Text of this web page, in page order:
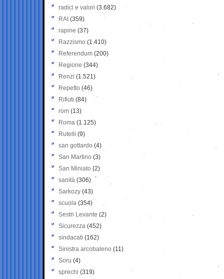
radici e valori (3.682)
RAI (359)
rapine (37)
Razzismo (1.410)
Referendum (200)
Regione (344)
Renzi (1.521)
Repetto (46)
Rifiuti (84)
rom (13)
Roma (1.125)
Rutelli (9)
san gottardo (4)
San Martino (3)
San Miniato (2)
sanità (306)
Sarkozy (43)
scuola (354)
Sestri Levante (2)
Sicurezza (452)
sindacati (162)
Sinistra arcobaleno (11)
Soru (4)
sprechi (319)